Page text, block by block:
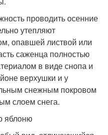
проводить осенние
утепляют
опавшей листвой или
саженца полностью
в виде снопа и
верхушки и у
снежным покровом
слоем снега.
яблоню